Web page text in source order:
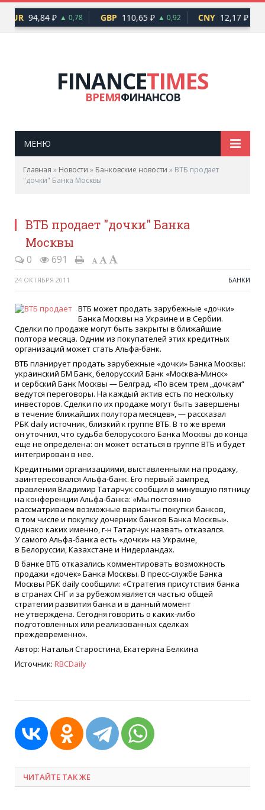
EUR 94,84 ₽ ▲ 0,78 GBP 110,65 ₽ ▲ 0,92 CNY 12,17 ₽
FINANCETIMES
ВРЕМЯФИНАНСОВ
МЕНЮ
Главная » Новости » Банковские новости » ВТБ продает
"дочки" Банка Москвы
ВТБ продает "дочки" Банка
Москвы
0 691
24 ОКТЯБРЯ 2011 БАНКИ
ВТБ может продать зарубежные «дочки»
Банка Москвы на Украине и в Сербии.
Сделки по продаже могут быть закрыты в ближайшие
полтора месяца. Одним из покупателей этих кредитных
организаций может стать Альфа-банк.
ВТБ планирует продать зарубежные «дочки» Банка Москвы:
украинский БМ Банк, белорусский Банк «Москва-Минск»
и сербский Банк Москвы — Белград. «По всем трем „дочкам“
ведутся переговоры. На каждый актив есть по нескольку
инвесторов. Сделки по их продаже могут быть завершены
в течение ближайших полутора месяцев», — рассказал
РБК daily источник, близкий к группе ВТБ. В то же время
он уточнил, что судьба белорусского Банка Москвы до конца
еще не определена: он может остаться в группе ВТБ и будет
интегрирован в нее.
Кредитными организациями, выставленными на продажу,
заинтересовался Альфа-банк. Его первый зампред
правления Владимир Татарчук сообщил в минувшую пятницу
на конференции Альфа-банка: «Мы постоянно
рассматриваем возможные варианты покупки банков,
в том числе и покупку дочерних банков Банка Москвы».
Однако каких именно, г-н Татарчук назвать отказался.
У самого Альфа-банка есть «дочки» на Украине,
в Белоруссии, Казахстане и Нидерландах.
В банке ВТБ отказались комментировать возможность
продажи «дочек» Банка Москвы. В пресс-службе Банка
Москвы РБК daily сообщили: «Стратегия присутствия банка
в странах СНГ и за рубежом является частью общей
стратегии развития банка и в данный момент
не утверждена. Сегодня говорить о каких-либо
подготовленных или реализованных сделках
преждевременно».
Автор: Наталья Старостина, Екатерина Белкина
Источник: RBCDaily
ЧИТАЙТЕ ТАК ЖЕ